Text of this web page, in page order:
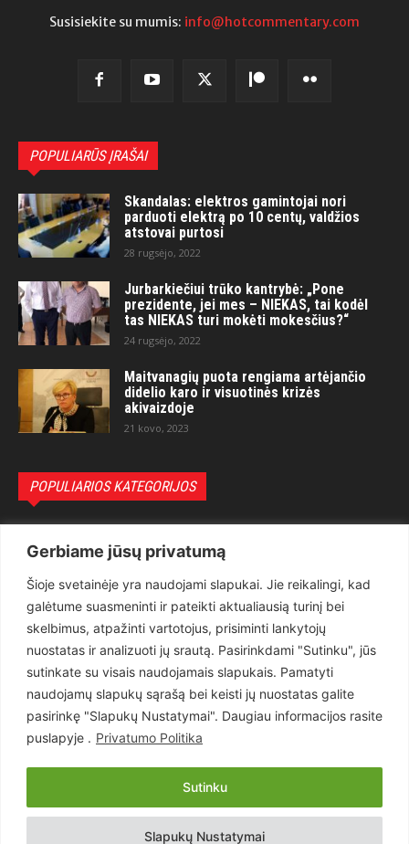
Gerbiame jūsų privatumą
Šioje svetainėje yra naudojami slapukai. Jie reikalingi, kad
galėtume suasmeninti ir pateikti aktualiausią turinį bei
skelbimus, atpažinti vartotojus, prisiminti lankytojų
nuostatas ir analizuoti jų srautą. Pasirinkdami "Sutinku", jūs
sutinkate su visais naudojamais slapukais. Pamatyti
naudojamų slapukų sąrašą bei keisti jų nuostatas galite
pasirinkę "Slapukų Nustatymai". Daugiau informacijos rasite
puslapyje . Privatumo Politika
Slapukų Nustatymai
Sutinku
Susisiekite su mumis: info@hotcommentary.com
POPULIARŪS ĮRAŠAI
Skandalas: elektros gamintojai nori
parduoti elektrą po 10 centų, valdžios
atstovai purtosi
28 rugsėjo, 2022
Jurbarkiečiui trūko kantrybė: „Pone
prezidente, jei mes – NIEKAS, tai kodėl
tas NIEKAS turi mokėti mokesčius?“
24 rugsėjo, 2022
Maitvanagių puota rengiama artėjančio
didelio karo ir visuotinės krizės
akivaizdoje
21 kovo, 2023
POPULIARIOS KATEGORIJOS
Teisėsauga
1497
Aktualu
Lietuva
619
Pasaulis
Статьи на русском
Articles in english
Copyright © 2026 UAB „Goruva“. Visos teisės saugomos.